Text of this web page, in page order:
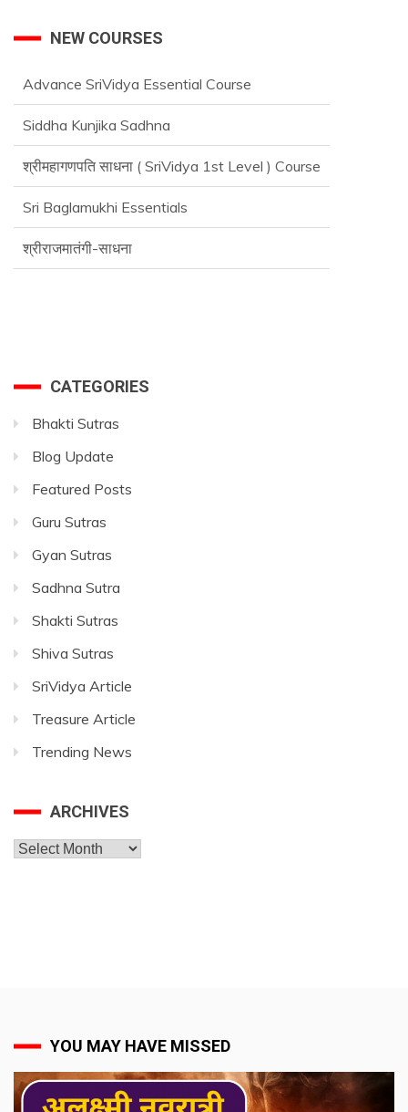
NEW COURSES
Advance SriVidya Essential Course
Siddha Kunjika Sadhna
श्रीमहागणपति साधना ( SriVidya 1st Level ) Course
Sri Baglamukhi Essentials
श्रीराजमातंगी-साधना
Advance SriVidya Essential Course
CATEGORIES
Bhakti Sutras
Blog Update
Featured Posts
Guru Sutras
Gyan Sutras
Sadhna Sutra
Shakti Sutras
Shiva Sutras
SriVidya Article
Treasure Article
Trending News
ARCHIVES
Archives
YOU MAY HAVE MISSED